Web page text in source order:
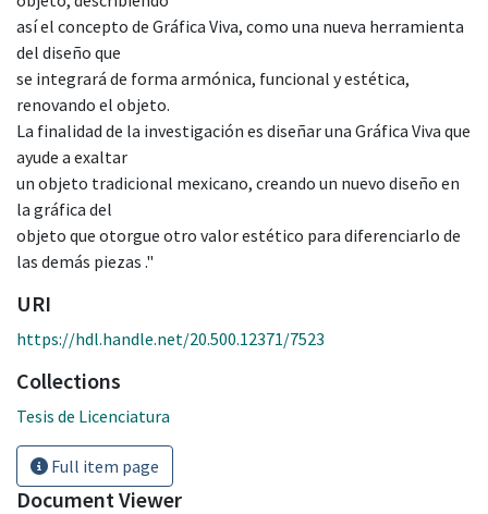
así el concepto de Gráfica Viva, como una nueva herramienta
del diseño que
se integrará de forma armónica, funcional y estética,
renovando el objeto.
La finalidad de la investigación es diseñar una Gráfica Viva que
ayude a exaltar
un objeto tradicional mexicano, creando un nuevo diseño en
la gráfica del
objeto que otorgue otro valor estético para diferenciarlo de
las demás piezas ."
URI
https://hdl.handle.net/20.500.12371/7523
Collections
Tesis de Licenciatura
Full item page
Document Viewer